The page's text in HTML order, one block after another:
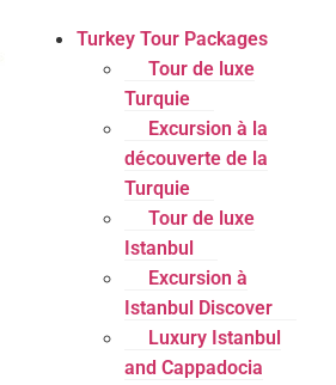
Turkey Tour Packages
Tour de luxe
Turquie
Excursion à la
découverte de la
Turquie
Tour de luxe
Istanbul
Excursion à
Istanbul Discover
Luxury Istanbul
and Cappadocia